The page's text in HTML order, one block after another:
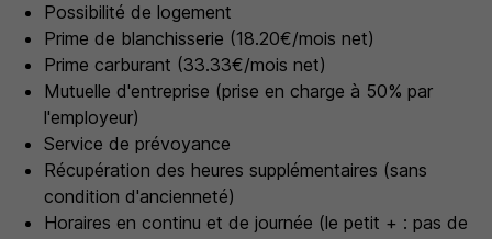
Possibilité de logement
Prime de blanchisserie (18.20€/mois net)
Prime carburant (33.33€/mois net)
Mutuelle d'entreprise (prise en charge à 50% par
l'employeur)
Service de prévoyance
Récupération des heures supplémentaires (sans
condition d'ancienneté)
Horaires en continu et de journée (le petit + : pas de